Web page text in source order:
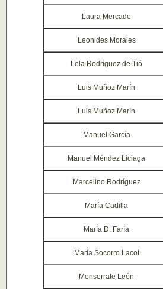
Laura Mercado
Leonides Morales
Lola Rodriguez de Tió
Luis Muñoz Marín
Luis Muñoz Marín
Manuel García
Manuel Méndez Liciaga
Marcelino Rodríguez
María Cadilla
María D. Faría
María Socorro Lacot
Monserrate León